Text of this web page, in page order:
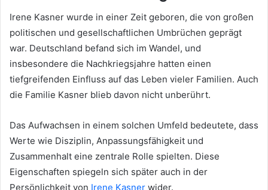
Irene Kasner wurde in einer Zeit geboren, die von großen
politischen und gesellschaftlichen Umbrüchen geprägt
war. Deutschland befand sich im Wandel, und
insbesondere die Nachkriegsjahre hatten einen
tiefgreifenden Einfluss auf das Leben vieler Familien. Auch
die Familie Kasner blieb davon nicht unberührt.
Das Aufwachsen in einem solchen Umfeld bedeutete, dass
Werte wie Disziplin, Anpassungsfähigkeit und
Zusammenhalt eine zentrale Rolle spielten. Diese
Eigenschaften spiegeln sich später auch in der
Persönlichkeit von Irene Kasner wider.